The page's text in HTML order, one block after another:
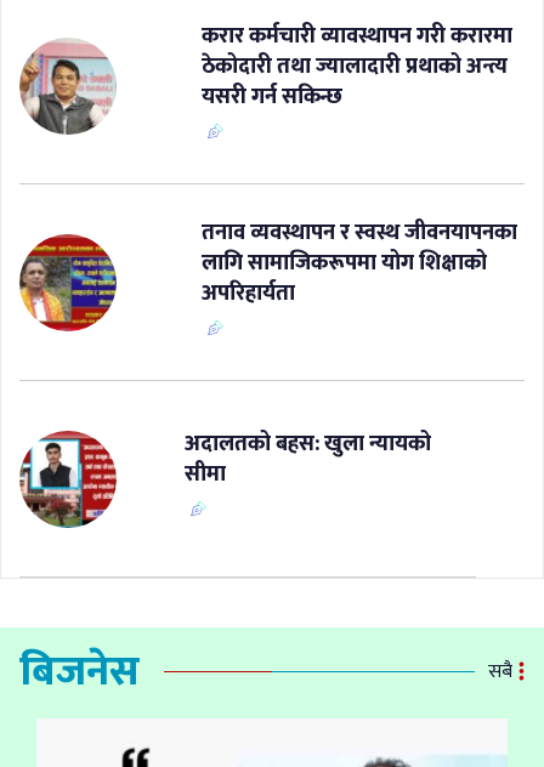
करार कर्मचारी व्यावस्थापन गरी करारमा
ठेकोदारी तथा ज्यालादारी प्रथाको अन्त्य
यसरी गर्न सकिन्छ
​तनाव व्यवस्थापन र स्वस्थ जीवनयापनका
लागि सामाजिकरूपमा योग शिक्षाको
अपरिहार्यता
अदालतको बहस: खुला न्यायको
सीमा
बिजनेस सबै